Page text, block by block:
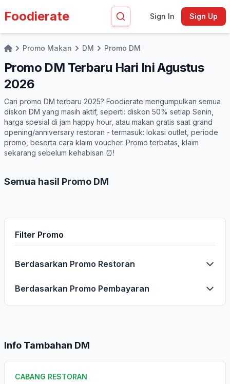
Foodierate Sign In Sign Up
HomePromo Makan DM Promo DM
Promo DM Terbaru Hari Ini Agustus
2026
Cari promo DM terbaru 2025? Foodierate mengumpulkan semua
diskon DM yang masih aktif, seperti: diskon 50% setiap Senin,
harga spesial di jam happy hour, atau makan gratis saat grand
opening/anniversary restoran - termasuk: lokasi outlet, periode
promo, beserta cara klaim voucher. Promo terbatas, klaim
sekarang sebelum kehabisan ⏰!
Semua hasil Promo DM
Filter Promo
Berdasarkan Promo Restoran
Berdasarkan Promo Pembayaran
Info Tambahan DM
CABANG RESTORAN